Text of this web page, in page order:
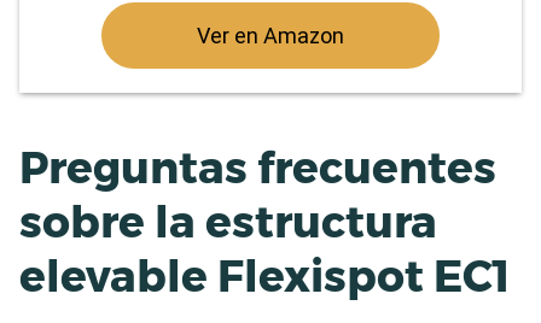
Ver en Amazon
Preguntas frecuentes
sobre la estructura
elevable Flexispot EC1